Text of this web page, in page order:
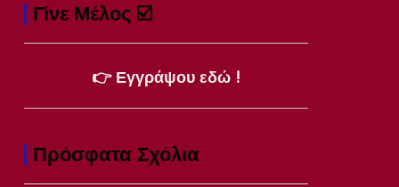
Γίνε Μέλος ☑️
👉 Εγγράψου εδώ !
Πρόσφατα Σχόλια